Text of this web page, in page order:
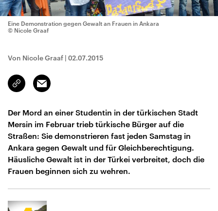
Eine Demonstration gegen Gewalt an Frauen in Ankara
© Nicole Graaf
Von Nicole Graaf | 02.07.2015
Link
kopieren/teilen
Email
Der Mord an einer Studentin in der türkischen Stadt
Mersin im Februar trieb türkische Bürger auf die
Straßen: Sie demonstrieren fast jeden Samstag in
Ankara gegen Gewalt und für Gleichberechtigung.
Häusliche Gewalt ist in der Türkei verbreitet, doch die
Frauen beginnen sich zu wehren.